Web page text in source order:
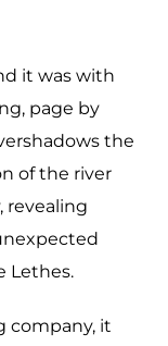
it was with
page by
the
of the river
revealing
Lethes.
company, it